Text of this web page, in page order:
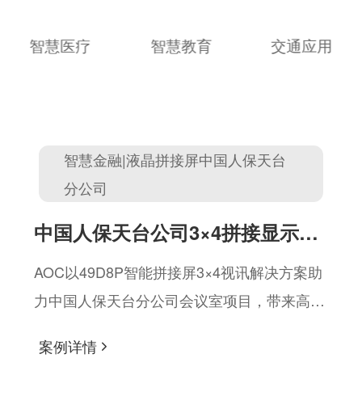
智慧医疗 智慧教育 交通应用
智慧金融|液晶拼接屏中国人保天台
分公司
中国人保天台公司3×4拼接显示方
案
AOC以49D8P智能拼接屏3×4视讯解决方案助
力中国人保天台分公司会议室项目，带来高效
案例详情